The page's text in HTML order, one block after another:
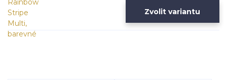
Zvolit variantu